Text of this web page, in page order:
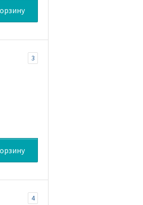
3
4